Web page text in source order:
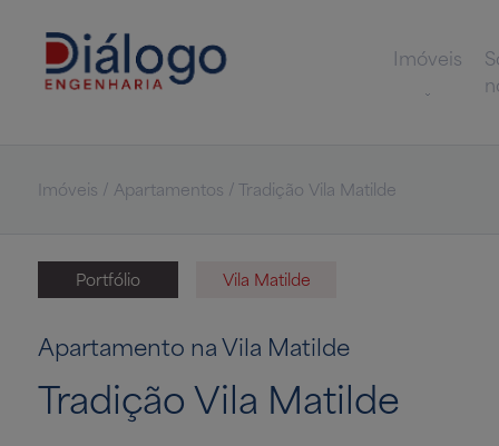
Imóveis
Imóveis / Apartamentos / Tradição Vila Matilde
Portfólio Vila Matilde
Apartamento na Vila Matilde
Tradição Vila Matilde